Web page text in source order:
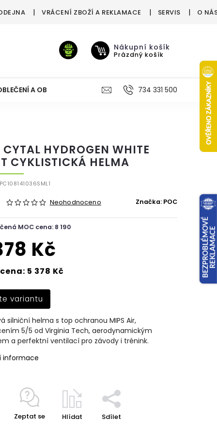
VRÁCENÍ ZBOŽÍ A REKLAMACE SERVIS O
Nákupní košík
Prázdný košík
A OBUV VÝŽIVA VÝPRODEJ %
734 331 500
CYTAL HYDROGEN WHITE
CYKLISTICKÁ HELMA
Neohodnoceno Značka: POC
MOC cena: 8 190
Kč
5 378 Kč
variantu
silniční helma s top ochranou MIPS Air,
5/5 od Virginia Tech, aerodynamickým
a perfektní ventilací pro závody i trénink.
informace
Zeptat se Hlídat Sdílet